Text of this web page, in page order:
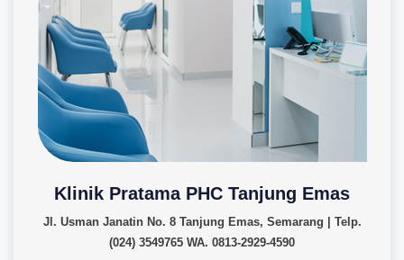
Klinik Pratama PHC Tanjung Emas
Jl. Usman Janatin No. 8 Tanjung Emas, Semarang | Telp.
(024) 3549765 WA. 0813-2929-4590